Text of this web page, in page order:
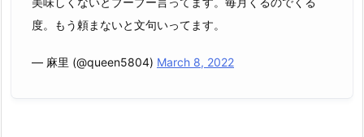
度。もう頼まないと文句いってます。
— 麻里 (@queen5804) March 8, 2022